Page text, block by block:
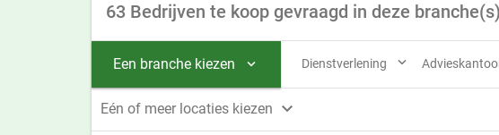
63 Bedrijven te koop gevraagd in deze branche(s)
Een branche kiezen  Dienstverlening 
Eén of meer locaties kiezen 